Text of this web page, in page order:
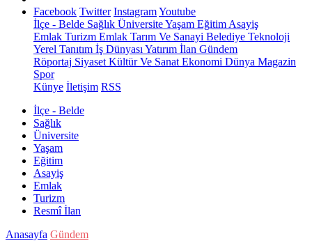
Facebook Twitter InstagramYoutube
İlçe - Belde Sağlık ÜniversiteYaşam Eğitim Asayiş
Emlak Turizm Emlak Tarım Ve Sanayi Belediye Teknoloji
Yerel Tanıtım İş Dünyası Yatırım İlan Gündem
Röportaj Siyaset Kültür Ve Sanat Ekonomi Dünya Magazin
Spor
Künye İletişim RSS
İlçe - Belde
Sağlık
Üniversite
Yaşam
Eğitim
Asayiş
Emlak
Turizm
Resmî İlan
Anasayfa Gündem